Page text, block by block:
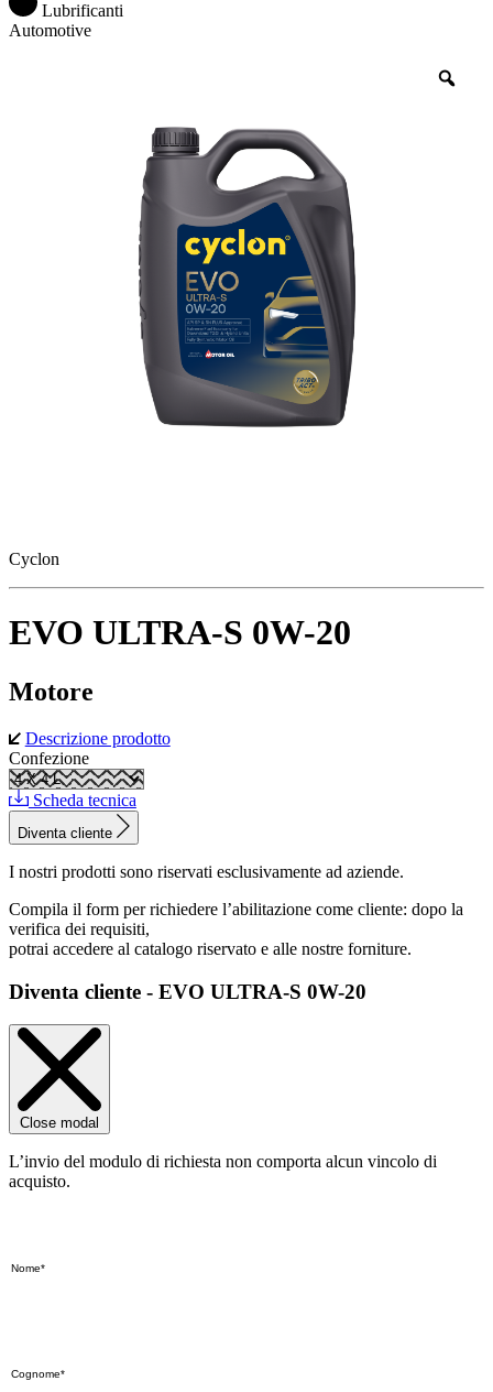
Lubrificanti
Automotive
Cyclon
EVO ULTRA-S 0W-20
Motore
Descrizione prodotto
Confezione
Scheda tecnica
Diventa cliente
I nostri prodotti sono riservati esclusivamente ad aziende.
Compila il form per richiedere l’abilitazione come cliente: dopo la
verifica dei requisiti,
potrai accedere al catalogo riservato e alle nostre forniture.
Diventa cliente - EVO ULTRA-S 0W-20
Close modal
L’invio del modulo di richiesta non comporta alcun vincolo di
acquisto.